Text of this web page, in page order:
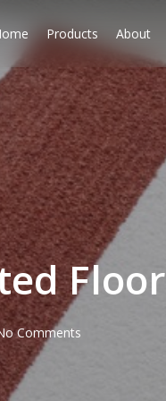
Products About
Floor
Comments